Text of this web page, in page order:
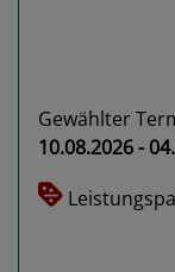
Gewählter
10.08.2026 -